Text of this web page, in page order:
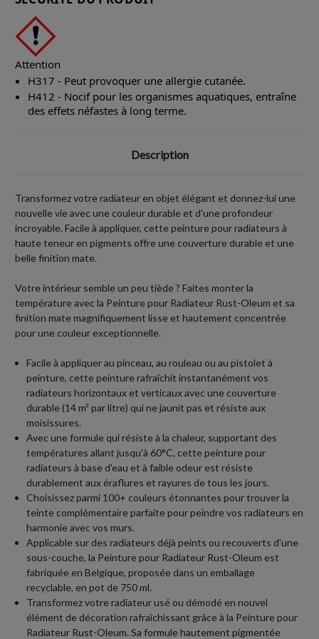
Attention
H317 - Peut provoquer une allergie cutanée.
H412 - Nocif pour les organismes aquatiques, entraîne
des effets néfastes à long terme.
Description
Transformez votre radiateur en objet élégant et donnez-lui une
nouvelle vie avec une couleur durable et d'une profondeur
incroyable. Facile à appliquer, cette peinture pour radiateurs à
haute teneur en pigments offre une couverture durable et une
belle finition mate.
Votre intérieur semble un peu tiède ? Faites monter la
température avec la Peinture pour Radiateur Rust-Oleum et sa
finition mate magnifiquement lisse et hautement concentrée
pour une couleur exceptionnelle.
Facile à appliquer au pinceau, au rouleau ou au pistolet à
peinture, cette peinture rafraîchit instantanément vos
radiateurs horizontaux et verticaux avec une couverture
durable (14 m² par litre) qui ne jaunit pas et résiste aux
moisissures.
Avec une formule qui résiste à la chaleur, supportant des
températures allant jusqu'à 60°C, cette peinture pour
radiateurs à base d'eau et à faible odeur est résiste
durablement aux éraflures et rayures de tous les jours.
Choisissez parmi 100+ couleurs étonnantes pour trouver la
teinte complémentaire parfaite pour peindre vos radiateurs en
harmonie avec vos murs.
Applicable sur des radiateurs déjà peints ou recouverts d'une
sous-couche, la Peinture pour Radiateur Rust-Oleum est
fabriquée en Belgique, proposée dans un emballage
recyclable, en pot de 750 ml.
Transformez votre radiateur usé ou démodé en nouvel
élément de décoration rafraîchissant grâce à la Peinture pour
Radiateur Rust-Oleum. Sa formule hautement pigmentée